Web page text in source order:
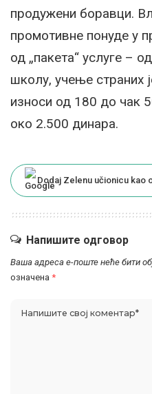
продужени боравци.
промотивне понуде у
од „пакета“ услуге –
школу, учење страних
износи од 180 до чак
око 2.500 динара.
Dodaj Zelenu učionicu kao
Напишите одговор
Ваша адреса е-поште неће бити
означена *